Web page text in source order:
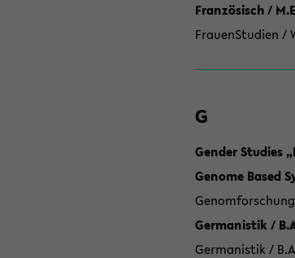
Französisch /
FrauenStudien /
G
Gender Studies
Genome Based
Germanistik /
Germanistik /